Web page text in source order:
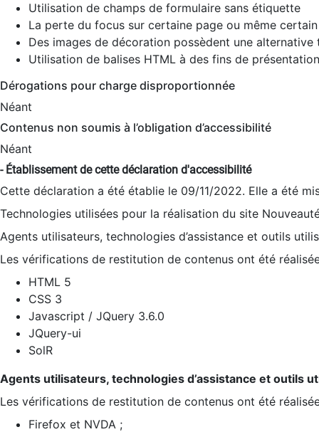
Utilisation de champs de formulaire sans étiquette
La perte du focus sur certaine page ou même
Des images de décoration possèdent une alternative
Utilisation de balises HTML à des fins de
Dérogations pour charge disproportionnée
Néant
Contenus non soumis à l’obligation d’accessibilité
Néant
- Établissement de cette déclaration d'accessibilité
Cette déclaration a été établie le 09/11/2022. Elle a été
Technologies utilisées pour la réalisation du site
Agents utilisateurs, technologies d’assistance et outils
Les vérifications de restitution de contenus ont été
HTML 5
CSS 3
Javascript / JQuery 3.6.0
JQuery-ui
SolR
Agents utilisateurs, technologies d’assistance et outils
Les vérifications de restitution de contenus ont été
Firefox et NVDA ;